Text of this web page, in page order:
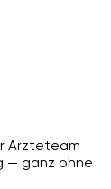
Ärzteteam
— ganz ohne